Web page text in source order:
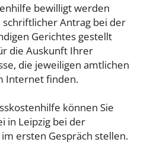
bewilligt werden
Antrag bei der
Gerichtes gestellt
die Auskunft Ihrer
die jeweiligen amtlichen
Internet finden.
können Sie
in Leipzig bei der
ersten Gespräch stellen.